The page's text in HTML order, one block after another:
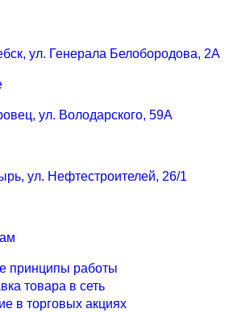
ул. Генерала Белобородова, 2А
ул. Володарского, 59А
ул. Нефтестроителей, 26/1
принципы работы
товара в сеть
в торговых акциях